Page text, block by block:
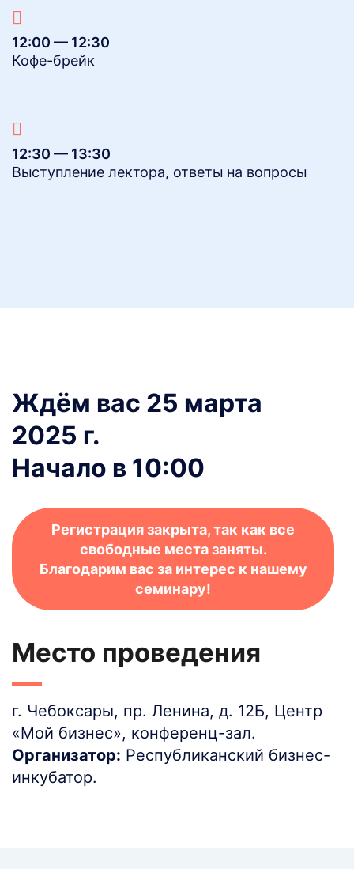
12:00 — 12:30
Кофе-брейк
12:30 — 13:30
Выступление лектора, ответы на вопросы
Ждём вас 25 марта
2025 г.
Начало в 10:00
Регистрация закрыта, так как все
свободные места заняты.
Благодарим вас за интерес к нашему
семинару!
Место проведения
г. Чебоксары, пр. Ленина, д. 12Б, Центр
«Мой бизнес», конференц-зал.
Организатор: Республиканский бизнес-
инкубатор.